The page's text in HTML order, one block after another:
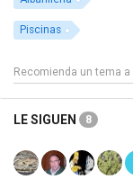
Piscinas
LE SIGUEN 8